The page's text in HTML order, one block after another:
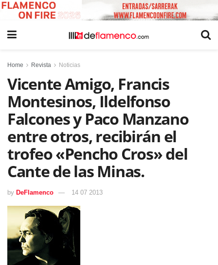
Home Revista Noticias
Vicente Amigo, Francis
Montesinos, Ildelfonso
Falcones y Paco Manzano
entre otros, recibirán el
trofeo «Pencho Cros» del
Cante de las Minas.
by DeFlamenco 14 07 2013